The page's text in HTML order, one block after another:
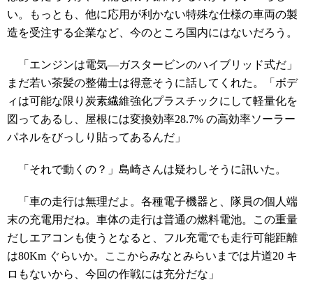
い。もっとも、他に応用が利かない特殊な仕様の車両の製
造を受注する企業など、今のところ国内にはないだろう。
「エンジンは電気―ガスタービンのハイブリッド式だ」
まだ若い茶髪の整備士は得意そうに話してくれた。「ボデ
ィは可能な限り炭素繊維強化プラスチックにして軽量化を
図ってあるし、屋根には変換効率28.7% の高効率ソーラー
パネルをびっしり貼ってあるんだ」
「それで動くの？」島崎さんは疑わしそうに訊いた。
「車の走行は無理だよ。各種電子機器と、隊員の個人端
末の充電用だね。車体の走行は普通の燃料電池。この重量
だしエアコンも使うとなると、フル充電でも走行可能距離
は80Km ぐらいか。ここからみなとみらいまでは片道20 キ
ロもないから、今回の作戦には充分だな」